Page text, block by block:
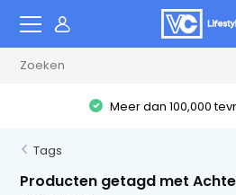
Meer dan 100,000
Tags
Producten getagd met